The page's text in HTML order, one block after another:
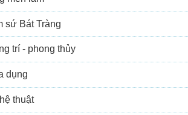
sứ Bát Tràng
trí - phong thủy
dụng
thuật